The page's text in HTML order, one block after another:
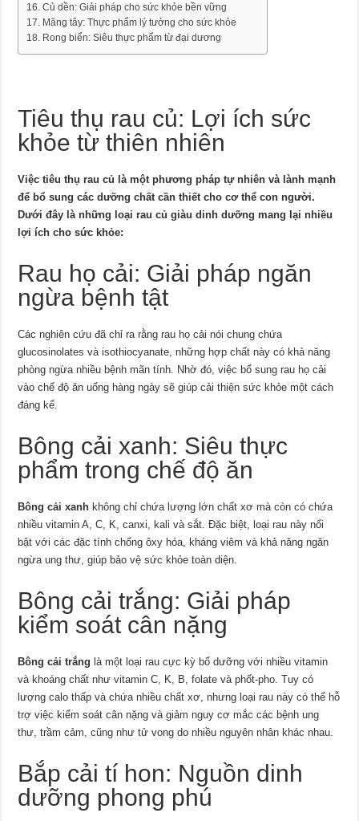
Củ dền: Giải pháp cho sức khỏe bền vững
Măng tây: Thực phẩm lý tưởng cho sức khỏe
Rong biển: Siêu thực phẩm từ đại dương
Tiêu thụ rau củ: Lợi ích sức
khỏe từ thiên nhiên
Việc tiêu thụ rau củ là một phương pháp tự nhiên và lành mạnh
để bổ sung các dưỡng chất cần thiết cho cơ thể con người.
Dưới đây là những loại rau củ giàu dinh dưỡng mang lại nhiều
lợi ích cho sức khỏe:
Rau họ cải: Giải pháp ngăn
ngừa bệnh tật
Các nghiên cứu đã chỉ ra rằng rau họ cải nói chung chứa
glucosinolates và isothiocyanate, những hợp chất này có khả năng
phòng ngừa nhiều bệnh mãn tính. Nhờ đó, việc bổ sung rau họ cải
vào chế độ ăn uống hàng ngày sẽ giúp cải thiện sức khỏe một cách
đáng kể.
Bông cải xanh: Siêu thực
phẩm trong chế độ ăn
Bông cải xanh không chỉ chứa lượng lớn chất xơ mà còn có chứa
nhiều vitamin A, C, K, canxi, kali và sắt. Đặc biệt, loại rau này nổi
bật với các đặc tính chống ôxy hóa, kháng viêm và khả năng ngăn
ngừa ung thư, giúp bảo vệ sức khỏe toàn diện.
Bông cải trắng: Giải pháp
kiểm soát cân nặng
Bông cải trắng là một loại rau cực kỳ bổ dưỡng với nhiều vitamin
và khoáng chất như vitamin C, K, B, folate và phốt-pho. Tuy có
lượng calo thấp và chứa nhiều chất xơ, nhưng loại rau này có thể hỗ
trợ việc kiểm soát cân nặng và giảm nguy cơ mắc các bệnh ung
thư, trầm cảm, cũng như tử vong do nhiều nguyên nhân khác nhau.
Bắp cải tí hon: Nguồn dinh
dưỡng phong phú